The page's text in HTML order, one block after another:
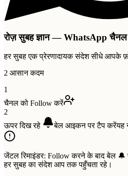
रोज़ सुबह ज्ञान — WhatsApp चैनल
हर सुबह एक प्रेरणादायक संदेश सीधे आपके
2 आसान कदम
1
चैनल को Follow करें
2
ऊपर दिख रहे
बेल आइकन पर टैप करेंयह
जेंटल रिमाइंडर: Follow करने के बाद बेल
हर सुबह का संदेश आप तक पहुँचता रहे।